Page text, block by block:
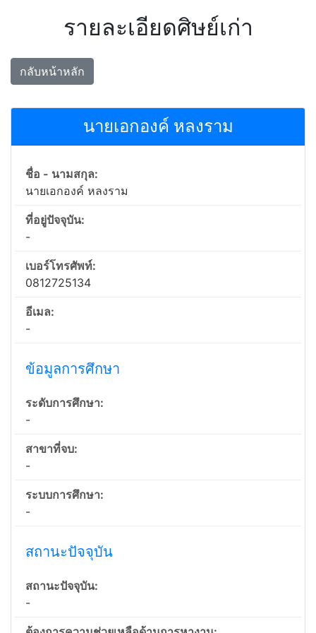
รายละเอียดศิษย์เก่า
กลับหน้าหลัก
นายเอกองค์ หลงราม
ชื่อ - นามสกุล:
นายเอกองค์ หลงราม
ที่อยู่ปัจจุบัน:
-
เบอร์โทรศัพท์:
0812725134
อีเมล:
-
ข้อมูลการศึกษา
ระดับการศึกษา:
-
สาขาที่จบ:
-
ระบบการศึกษา:
-
สถานะปัจจุบัน
สถานะปัจจุบัน:
-